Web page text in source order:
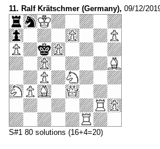
11. Ralf Krätschmer (Germany), 09/12/
S#1 80 solutions (16+4=20)